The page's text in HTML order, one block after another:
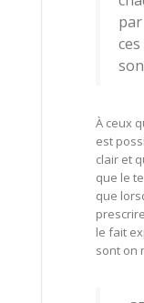
À ceux
est
clair et
que le
que
le fait
sont on